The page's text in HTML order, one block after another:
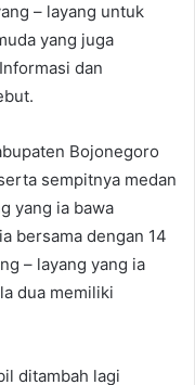
– layang untuk
yang juga
dan
Bojonegoro
sempitnya medan
yang ia bawa
bersama dengan 14
– layang yang ia
dua memiliki
ditambah lagi